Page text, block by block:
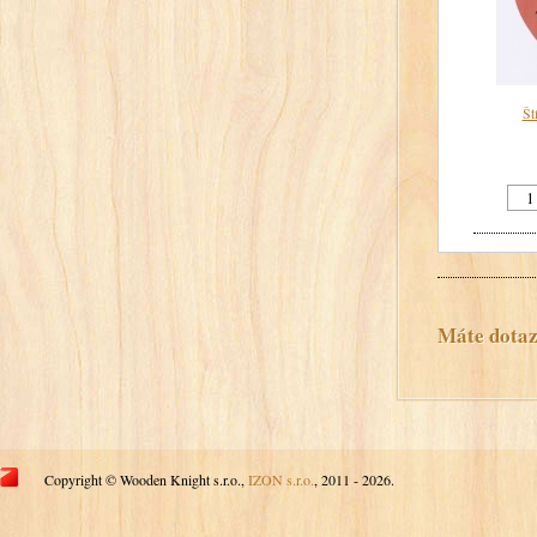
Máte
Copyright © Wooden Knight s.r.o., IZON s.r.o., 2011 - 2026.